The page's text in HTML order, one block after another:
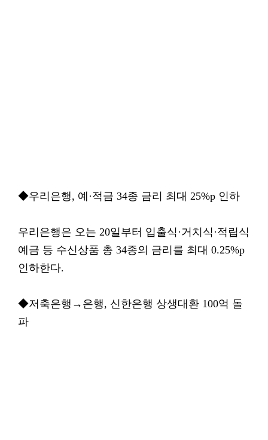
◆우리은행, 예·적금 34종 금리 최대 25%p 인하
우리은행은 오는 20일부터 입출식·거치식·적립식
예금 등 수신상품 총 34종의 금리를 최대 0.25%p
인하한다.
◆저축은행→은행, 신한은행 상생대환 100억 돌
파